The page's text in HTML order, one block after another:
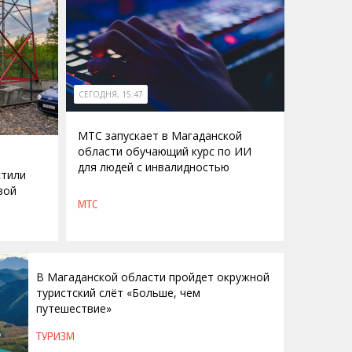
СЕГОДНЯ, 15:47
МТС запускает в Магаданской
области обучающий курс по ИИ
для людей с инвалидностью
МТС
В Магаданской области пройдет окружной
туристский слёт «Больше, чем
путешествие»
ТУРИЗМ